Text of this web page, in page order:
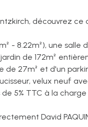
découvrez
- 8.22m²), une
de 172m²
27m² et d'un
velux neuf
de 5% TTC à la
David